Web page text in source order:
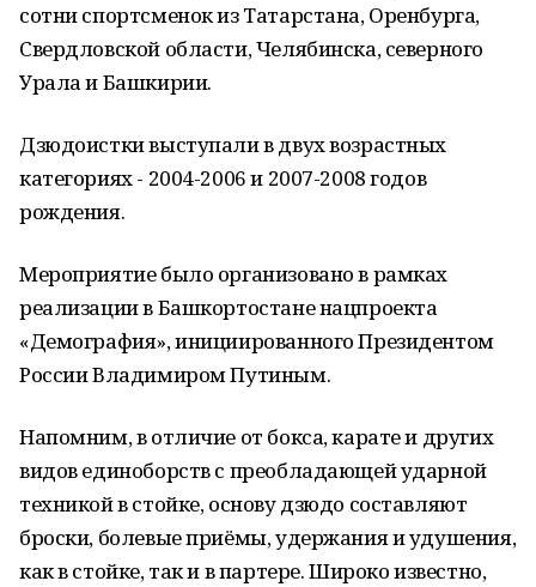
сотни спортсменок из Татарстана, Оренбурга,
Свердловской области, Челябинска, северного
Урала и Башкирии.
Дзюдоистки выступали в двух возрастных
категориях - 2004-2006 и 2007-2008 годов
рождения.
Мероприятие было организовано в рамках
реализации в Башкортостане нацпроекта
«Демография», инициированного Президентом
России Владимиром Путиным.
Напомним, в отличие от бокса, карате и других
видов единоборств с преобладающей ударной
техникой в стойке, основу дзюдо составляют
броски, болевые приёмы, удержания и удушения,
как в стойке, так и в партере. Широко известно,